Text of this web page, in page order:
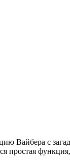
Вайбера с
простая